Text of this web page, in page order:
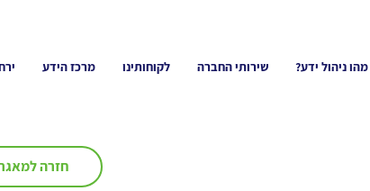
מהו ניהול ידע? שירותי החברה לקוחותינו מרכז הידע
חזרה